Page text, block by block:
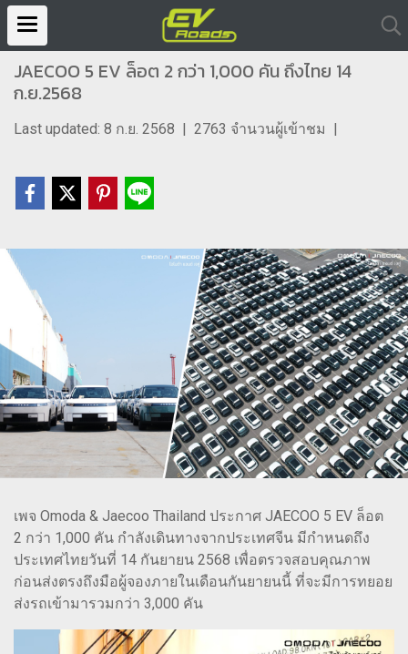
JAECOO 5 EV ล็อต 2 กว่า 1,000 คัน ถึงไทย 14
ก.ย.2568
Last updated: 8 ก.ย. 2568 | 2763 จำนวนผู้เข้าชม |
เพจ Omoda & Jaecoo Thailand ประกาศ JAECOO 5 EV ล็อต
2 กว่า 1,000 คัน กำลังเดินทางจากประเทศจีน มีกำหนดถึง
ประเทศไทยวันที่ 14 กันยายน 2568 เพื่อตรวจสอบคุณภาพ
ก่อนส่งตรงถึงมือผู้จองภายในเดือนกันยายนนี้ ที่จะมีการทยอย
ส่งรถเข้ามารวมกว่า 3,000 คัน